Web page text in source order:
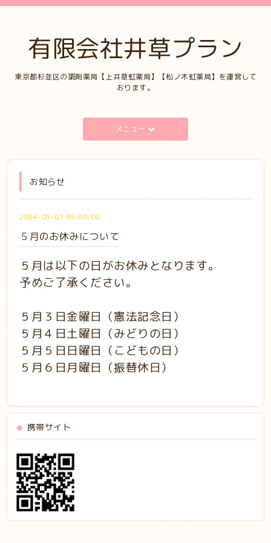
有限会社井草プラン
東京都杉並区の調剤薬局【上井草虹薬局】【松ノ木虹薬局】を運営して
おります。
メニュー
お知らせ
2024-05-01 09:00:00
５月のお休みについて
５月は以下の日がお休みとなります。
予めご了承ください。
５月３日金曜日（憲法記念日）
５月４日土曜日（みどりの日）
５月５日日曜日（こどもの日）
５月６日月曜日（振替休日）
携帯サイト